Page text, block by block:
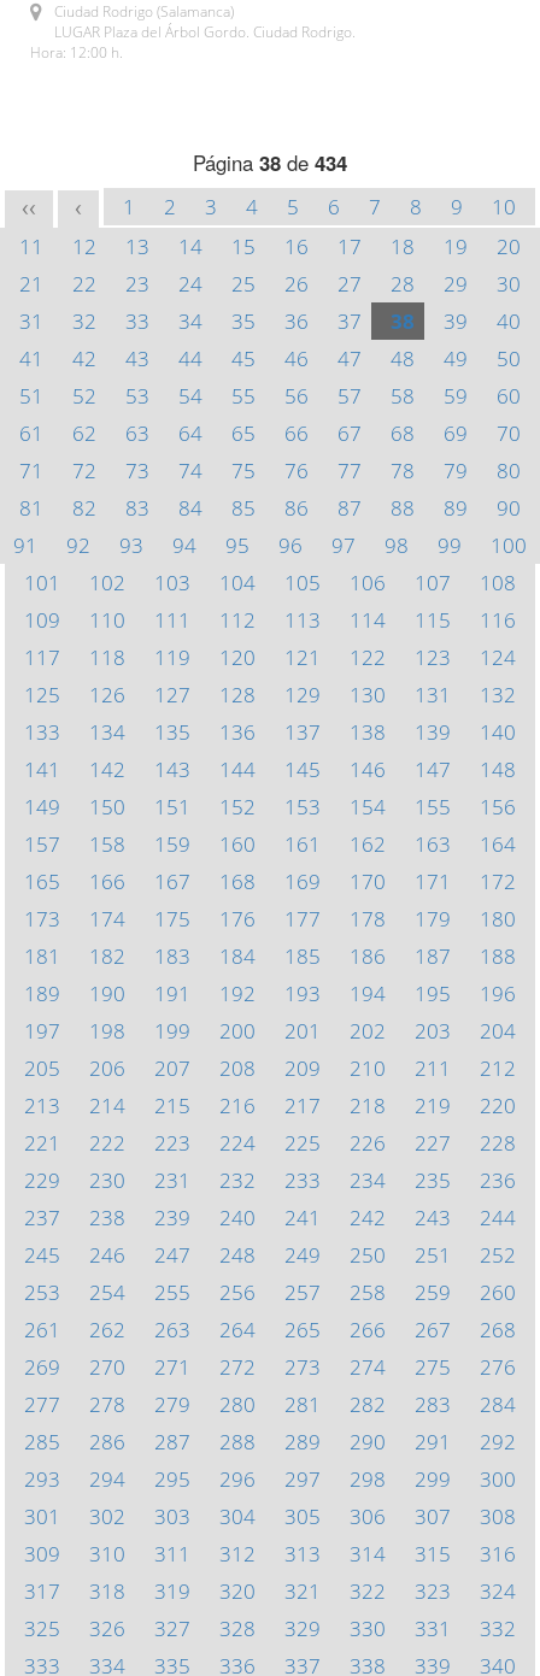
Ciudad Rodrigo (Salamanca)
LUGAR Plaza del Árbol Gordo. Ciudad Rodrigo.
Hora: 12:00 h.
Página 38 de 434
<< < 1 2 3 4 5 6 7 8 9
10
11
12 13 14 15 16 17 18 19
20
21
22 23 24 25 26 27 28 29
30
31
32 33 34 35 36 37 38 39
40
41
42 43 44 45 46 47 48 49
50
51
52 53 54 55 56 57 58 59
60
61
62 63 64 65 66 67 68 69
70
71
72 73 74 75 76 77 78 79
80
81
82 83 84 85 86 87 88 89
90
91
92 93 94 95 96 97 98 99
100
101
102 103 104 105 106 107
108
109
110 111 112 113 114 115
116
117
118 119 120 121 122 123
124
125
126 127 128 129 130 131
132
133
134 135 136 137 138 139
140
141
142 143 144 145 146 147
148
149
150 151 152 153 154 155
156
157
158 159 160 161 162 163
164
165
166 167 168 169 170 171
172
173
174 175 176 177 178 179
180
181
182 183 184 185 186 187
188
189
190 191 192 193 194 195
196
197
198 199 200 201 202 203
204
205
206 207 208 209 210 211
212
213
214 215 216 217 218 219
220
221
222 223 224 225 226 227
228
229
230 231 232 233 234 235
236
237
238 239 240 241 242 243
244
245
246 247 248 249 250 251
252
253
254 255 256 257 258 259
260
261
262 263 264 265 266 267
268
269
270 271 272 273 274 275
276
277
278 279 280 281 282 283
284
285
286 287 288 289 290 291
292
293
294 295 296 297 298 299
300
301
302 303 304 305 306 307
308
309
310 311 312 313 314 315
316
317
318 319 320 321 322 323
324
325
326 327 328 329 330 331
332
333
334 335 336 337 338 339 340